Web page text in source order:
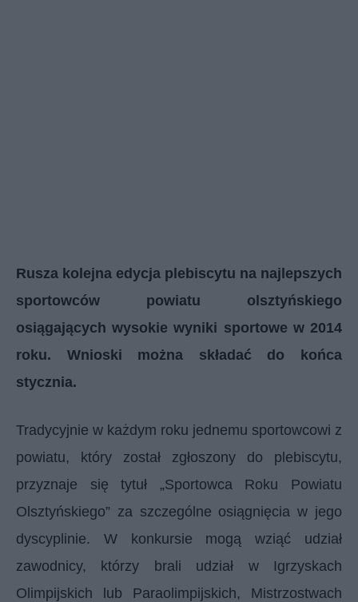
Rusza kolejna edycja plebiscytu na najlepszych
sportowców powiatu olsztyńskiego
osiągających wysokie wyniki sportowe w 2014
roku. Wnioski można składać do końca
stycznia.
Tradycyjnie w każdym roku jednemu sportowcowi z
powiatu, który został zgłoszony do plebiscytu,
przyznaje się tytuł „Sportowca Roku Powiatu
Olsztyńskiego” za szczególne osiągnięcia w jego
dyscyplinie. W konkursie mogą wziąć udział
zawodnicy, którzy brali udział w Igrzyskach
Olimpijskich lub Paraolimpijskich, Mistrzostwach